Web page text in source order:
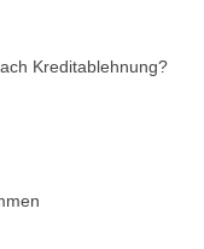
Kreditablehnung?